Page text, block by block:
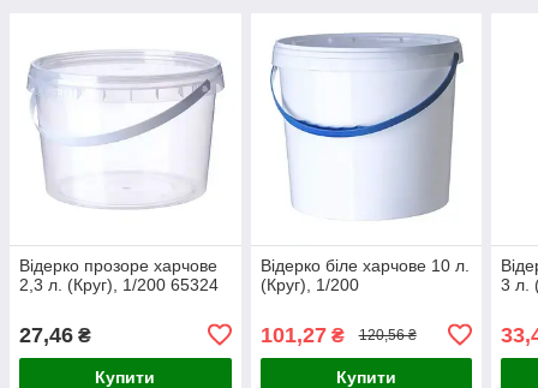
Відерко прозоре харчове
2,3 л. (Круг), 1/200 65324
27,46 ₴
Купити
Відерко біле харчове 10 л.
(Круг), 1/200
101,27₴ 120,56 ₴
Купити
3 л.